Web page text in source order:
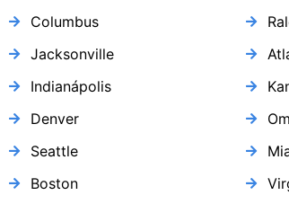
Columbus
Jacksonville
Indianápolis
Denver
Seattle
Boston